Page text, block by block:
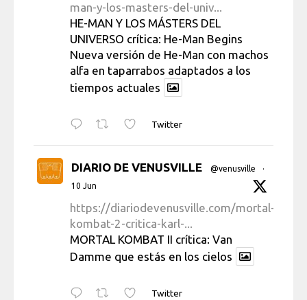
man-y-los-masters-del-univ...
HE-MAN Y LOS MÁSTERS DEL
UNIVERSO crítica: He-Man Begins
Nueva versión de He-Man con machos
alfa en taparrabos adaptados a los
tiempos actuales
Twitter
DIARIO DE VENUSVILLE @venusville
·
10 Jun
https://diariodevenusville.com/mortal-
kombat-2-critica-karl-...
MORTAL KOMBAT II crítica: Van
Damme que estás en los cielos
Twitter